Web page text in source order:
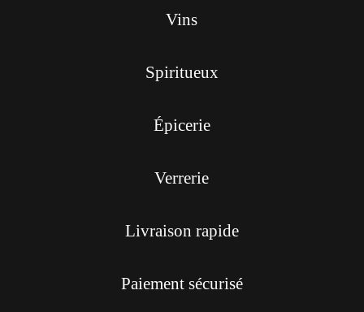
Vins
Spiritueux
Épicerie
Verrerie
Livraison rapide
Paiement sécurisé